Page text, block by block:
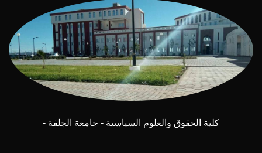
كلية الحقوق والعلوم السياسية - جامعة الجلفة -